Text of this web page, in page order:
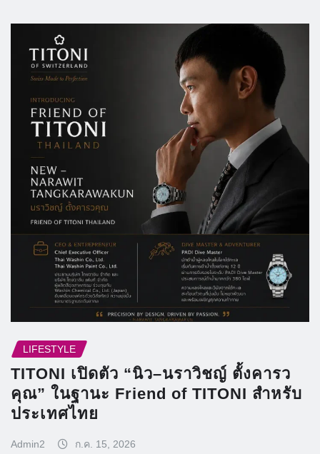
LIFESTYLE
TITONI เปิดตัว “นิว–นราวิชญ์ ตั้งคารว
คุณ” ในฐานะ Friend of TITONI สำหรับ
ประเทศไทย
Admin2 ก.ค. 15, 2026